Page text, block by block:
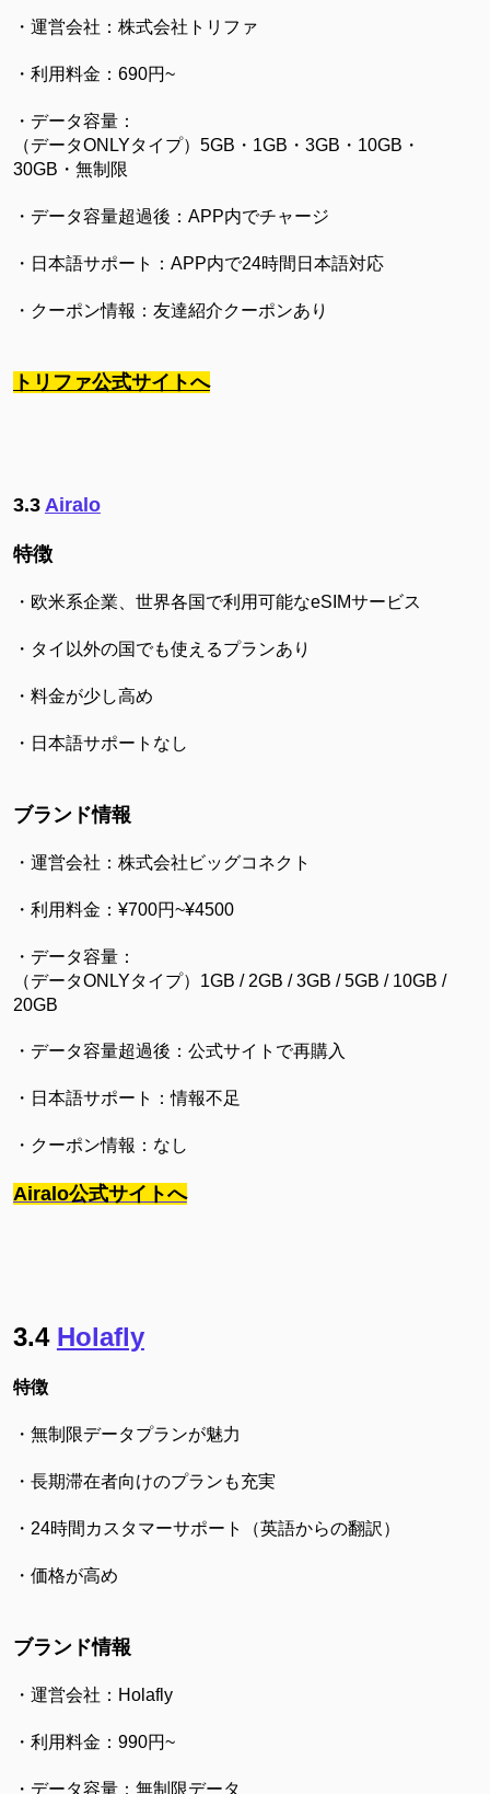
・運営会社：株式会社トリファ
・利用料金：690円~
・データ容量：
（データONLYタイプ）5GB・1GB・3GB・10GB・
30GB・無制限
・データ容量超過後：APP内でチャージ
・日本語サポート：APP内で24時間日本語対応
・クーポン情報：友達紹介クーポンあり
トリファ公式サイトへ
3.3 Airalo
特徴
・欧米系企業、世界各国で利用可能なeSIMサービス
・タイ以外の国でも使えるプランあり
・料金が少し高め
・日本語サポートなし
ブランド情報
・運営会社：株式会社ビッグコネクト
・利用料金：¥700円~¥4500
・データ容量：
（データONLYタイプ）1GB / 2GB / 3GB / 5GB / 10GB /
20GB
・データ容量超過後：公式サイトで再購入
・日本語サポート：情報不足
・クーポン情報：なし
Airalo公式サイトへ
3.4 Holafly
特徴
・無制限データプランが魅力
・長期滞在者向けのプランも充実
・24時間カスタマーサポート（英語からの翻訳）
・価格が高め
ブランド情報
・運営会社：Holafly
・利用料金：990円~
・データ容量：無制限データ